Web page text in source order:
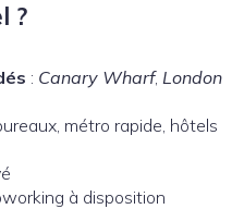
?
: Canary Wharf, London
métro rapide, hôtels
à disposition